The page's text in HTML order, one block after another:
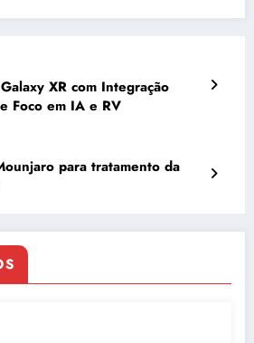
XR com Integração
Foco em IA e RV
para tratamento da